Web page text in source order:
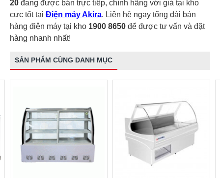
20 đang được bán trực tiếp, chính hãng với giá tại kho
cực tốt tại Điện máy Akira. Liên hệ ngay tổng đài bán
hàng điện máy tại kho 1900 8650 để được tư vấn và đặt
hàng nhanh nhất!
SẢN PHẨM CÙNG DANH MỤC